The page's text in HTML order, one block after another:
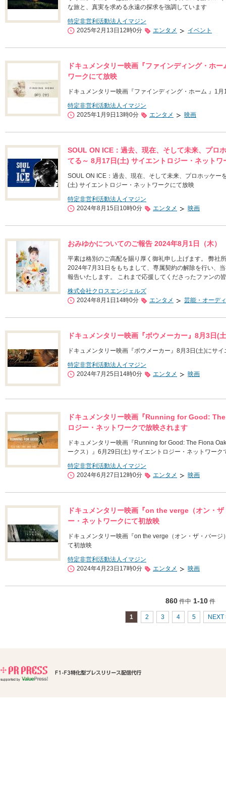
な旅と、真実を求める永遠の探求を強調しています
特定非営利活動法人イマジン
2025年2月13日12時0分
エンタメ イベント
ドキュメンタリー映画『ファインディング・ホ
ワークにて放映
ドキュメンタリー映画『ファインディング・ホーム 』1
特定非営利活動法人イマジン
2025年1月9日13時0分
エンタメ 映画
SOUL ON ICE：過去、現在、そして未来、プロ
てる～ 8月17日(土) サイエントロジー・ネットワ
SOUL ON ICE：過去、現在、そして未来、プロホッケ
(土) サイエントロジー・ネットワークにて放映
特定非営利活動法人イマジン
2024年8月15日10時0分
エンタメ 映画
おみゆかについてのご報告 2024年8月1日（木）
平素は格別のご高配を賜り厚く御礼申し上げます。 弊社
2024年7月31日をもちまして、専属契約の解除を行い、
報告いたします。 これまで応援してくださったファンの
株式会社クロスエンジェルズ
2024年8月1日14時0分
エンタメ 芸能・オーデ
ドキュメンタリー映画『ボウメーカー』8月3日(
ドキュメンタリー映画『ボウメーカー』8月3日(土)にサ
特定非営利活動法人イマジン
2024年7月25日14時0分
エンタメ 映画
ドキュメンタリー映画『Running for Good:
ロジー・ネットワークで放映されます
ドキュメンタリー映画『Running for Good: The Fiona
ークス）』6月29日(土) サイエントロジー・ネットワーク
特定非営利活動法人イマジン
2024年6月27日12時0分
エンタメ 映画
ドキュメンタリー映画『on the verge（オン・
ー・ネットワークにて初放映
ドキュメンタリー映画『on the verge（オン・ザ・バー
て初放映
特定非営利活動法人イマジン
2024年4月23日17時0分
エンタメ 映画
860件中 1-10件
1 2 3 4 5 NEXT